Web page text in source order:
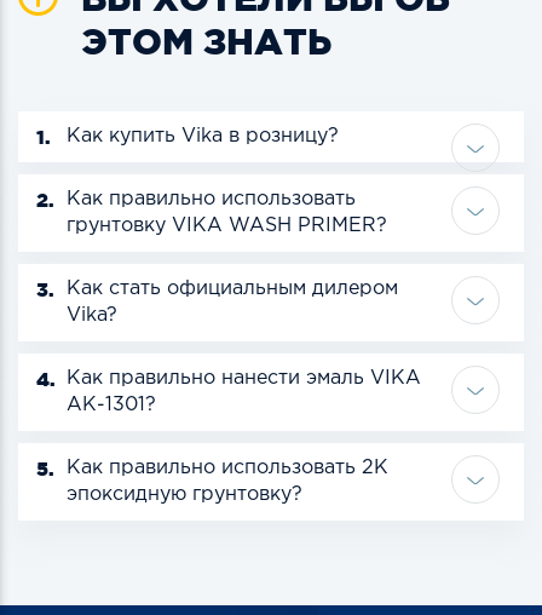
ЭТОМ ЗНАТЬ
1. Как купить Vika в розницу?
2.
Как правильно использовать
грунтовку VIKA WASH PRIMER?
3.
Как стать официальным дилером
Vika?
4.
Как правильно нанести эмаль VIKA
АК-1301?
5.
Как правильно использовать 2К
эпоксидную грунтовку?